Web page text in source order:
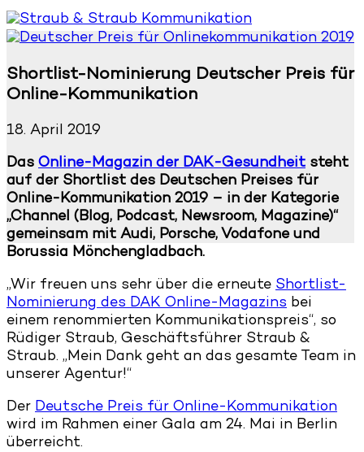
Shortlist-Nominierung Deutscher Preis für
Online-Kommunikation
18. April 2019
Das Online-Magazin der DAK-Gesundheit steht
auf der Shortlist des Deutschen Preises für
Online-Kommunikation 2019 – in der Kategorie
„Channel (Blog, Podcast, Newsroom, Magazine)“
gemeinsam mit Audi, Porsche, Vodafone und
Borussia Mönchengladbach.
„Wir freuen uns sehr über die erneute Shortlist-
Nominierung des DAK Online-Magazins bei
einem renommierten Kommunikationspreis“, so
Rüdiger Straub, Geschäftsführer Straub &
Straub. „Mein Dank geht an das gesamte Team in
unserer Agentur!“
Der Deutsche Preis für Online-Kommunikation
wird im Rahmen einer Gala am 24. Mai in Berlin
überreicht.